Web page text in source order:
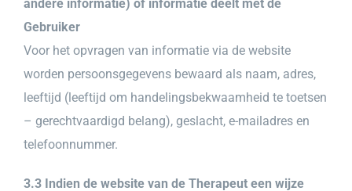
andere informatie) of informatie deelt met de
Gebruiker
Voor het opvragen van informatie via de website
worden persoonsgegevens bewaard als naam, adres,
leeftijd (leeftijd om handelingsbekwaamheid te toetsen
– gerechtvaardigd belang), geslacht, e-mailadres en
telefoonnummer.
3.3 Indien de website van de Therapeut een wijze